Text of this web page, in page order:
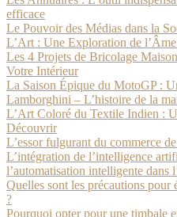
efficace
Le Pouvoir des Médias dans la
L’Art : Une Exploration de
Les 4 Projets de Bricolage
Votre Intérieur
La Saison Épique du MotoGP :
Lamborghini – L’histoire de la
L’Art Coloré du Textile Indien :
Découvrir
L’essor fulgurant du commerce
L’intégration de l’intelligence
l’automatisation intelligente dans
Quelles sont les précautions pour
?
Pourquoi opter pour une timbale